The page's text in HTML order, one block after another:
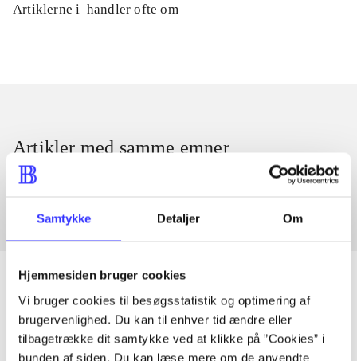
Samtykke Detaljer Om
Hjemmesiden bruger cookies
Vi bruger cookies til besøgsstatistik og optimering af
brugervenlighed. Du kan til enhver tid ændre eller
tilbagetrække dit samtykke ved at klikke på ”Cookies” i
bunden af siden. Du kan læse mere om de anvendte
Artiklerne i handler ofte om
Artikler med samme emner
Fra
Artikler
Alle registrerede artikler fordelt på udgivelser